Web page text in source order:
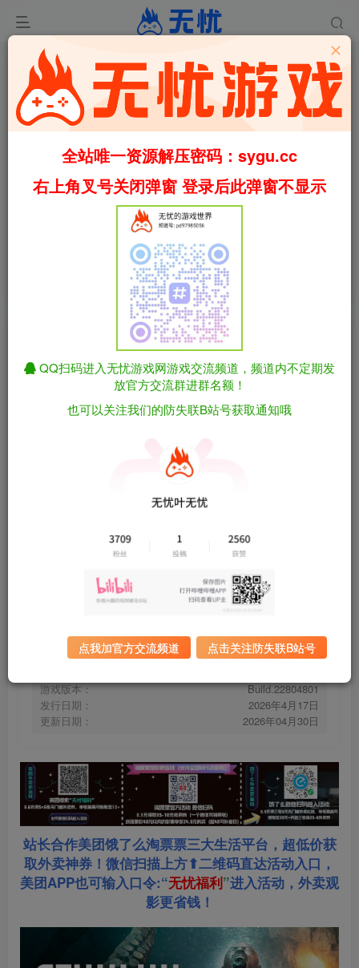
00:00/01:27 speed
克苏鲁：恐怖深渊/Cthulhu: The Cosmic
Abyss Build.22804801（官中）
免费资源
克苏鲁：恐怖深渊/Cthulhu: The Cosmic
有问题看网站顶部解压运
迅雷下载
全站统一解压密码：
百度下载 UC下载
游戏大小：
13GB
游戏版本：
Build.22804801
发行日期：
2026年4月17日
更新日期：
2026年04月30日
站长合作美团饿了么淘票票三大生活平台，超低价获
取外卖神券！微信扫描上方⬆二维码直达活动入口，
美团APP也可输入口令:“无忧福利”进入活动，外卖观
影更省钱！
全站唯一资源解压密码：sygu.cc
右上角叉号关闭弹窗 登录后此弹窗不显示
QQ扫码进入无忧游戏网游戏交流频道，频道内不定期发
放官方交流群进群名额！
也可以关注我们的防失联B站号获取通知哦
点我加官方交流频道 点击关注防失联B站号